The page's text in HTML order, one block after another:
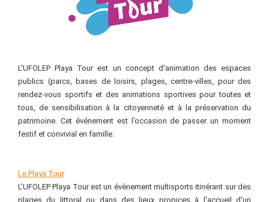
L'UFOLEP Playa Tour est un concept d'animation des espaces
publics (parcs, bases de loisirs, plages, centre-villes, pour des
rendez-vous sportifs et des animations sportives pour toutes et
tous, de sensibilisation à la citoyenneté et à la préservation du
patrimoine. Cet événement est l’occasion de passer un moment
festif et convivial en famille.
Le Playa Tour
L’UFOLEP Playa Tour est un évènement multisports itinérant sur des
plages du littoral ou dans des lieux propices à l'accueil d'un